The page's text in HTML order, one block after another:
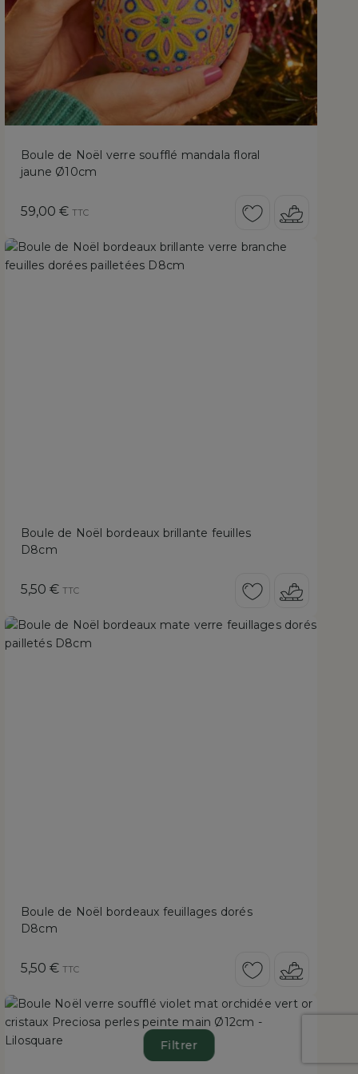
Filtrer
Boule de Noël verre soufflé mandala floral
jaune Ø10cm
Prix
59,00 € TTC
Boule de Noël bordeaux brillante feuilles
D8cm
Prix
5,50 € TTC
Boule de Noël bordeaux feuillages dorés
D8cm
Prix
5,50 € TTC